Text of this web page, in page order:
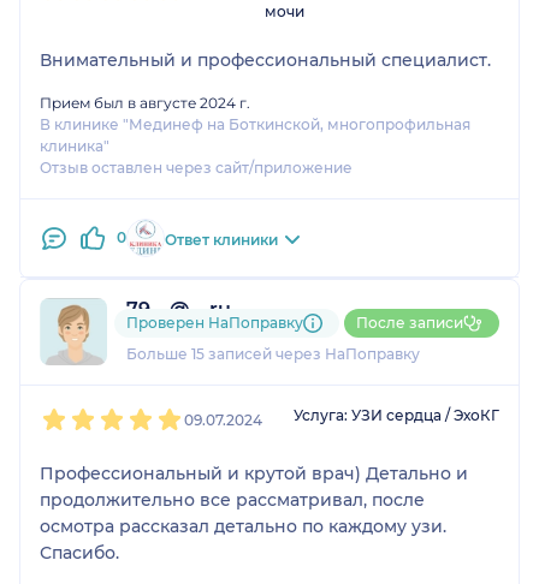
мочи
Внимательный и профессиональный специалист.
Прием был в августе 2024 г.
В клинике "Мединеф на Боткинской, многопрофильная
клиника"
Отзыв оставлен через сайт/приложение
0 Ответ клиники
79....@....ru
3 отзыва
Больше 15 записей через НаПоправку
Проверен НаПоправку После записи
09.07.2024 Услуга: УЗИ сердца / ЭхоКГ
Профессиональный и крутой врач) Детально и
продолжительно все рассматривал, после
осмотра рассказал детально по каждому узи.
Спасибо.